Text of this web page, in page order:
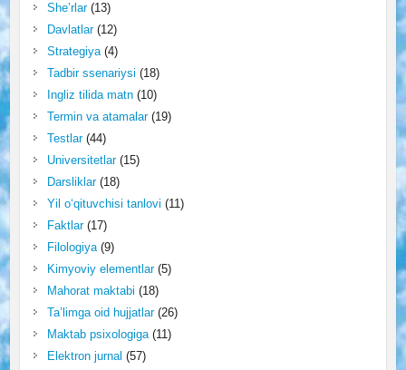
She’rlar(13)
Davlatlar(12)
Strategiya(4)
Tadbir ssenariysi (18)
Ingliz tilida matn(10)
Termin va atamalar(19)
Testlar(44)
Universitetlar(15)
Darsliklar(18)
Yil o‘qituvchisi tanlovi (11)
Faktlar(17)
Filologiya(9)
Kimyoviy elementlar(5)
Mahorat maktabi (18)
Ta’limga oid hujjatlar(26)
Maktab psixologiga(11)
Elektron jurnal (57)